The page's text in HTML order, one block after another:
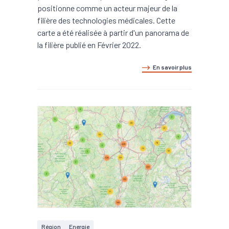
positionne comme un acteur majeur de la
filière des technologies médicales. Cette
carte a été réalisée à partir d'un panorama de
la filière publié en Février 2022.
En savoir plus
Région Energie